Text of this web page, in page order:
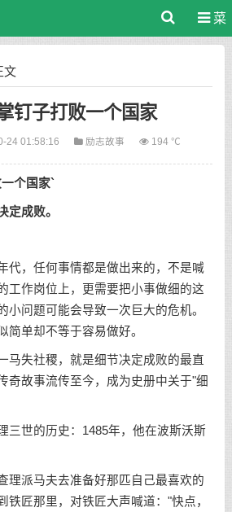
菜
文
钉子打败一个国家
24 01:58:16 励志故事 194 ℃
定成败。
代，任何事情都是做出来的，不是喊
工作岗位上，更需要把小事做细的这
小问题可能会导致一次巨大的危机。
简单却不等于容易做好。
失社稷，就是细节决定成败的最直
奇故事流传至今，成为史册中关于"细
三世的历史：1485年，他在波斯沃斯
理派马夫去准备好那匹自己最喜欢的
铁匠那里，对铁匠大声喊道："快点，